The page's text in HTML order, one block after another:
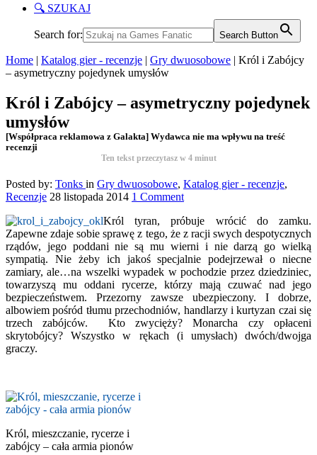
🔍 SZUKAJ
Search for: Search Button
Home | Katalog gier - recenzje | Gry dwuosobowe | Król i Zabójcy
– asymetryczny pojedynek umysłów
Król i Zabójcy – asymetryczny pojedynek
umysłów
[Współpraca reklamowa z Galakta] Wydawca nie ma wpływu na treść
recenzji
Ten tekst przeczytasz w 4 minut
Posted by: Tonks in Gry dwuosobowe, Katalog gier - recenzje,
Recenzje 28 listopada 2014 1 Comment
Król tyran, próbuje wrócić do zamku.
Zapewne zdaje sobie sprawę z tego, że z racji swych despotycznych
rządów, jego poddani nie są mu wierni i nie darzą go wielką
sympatią. Nie żeby ich jakoś specjalnie podejrzewał o niecne
zamiary, ale…na wszelki wypadek w pochodzie przez dziedziniec,
towarzyszą mu oddani rycerze, którzy mają czuwać nad jego
bezpieczeństwem. Przezorny zawsze ubezpieczony. I dobrze,
albowiem pośród tłumu przechodniów, handlarzy i kurtyzan czai się
trzech zabójców. Kto zwycięży? Monarcha czy opłaceni
skrytobójcy? Wszystko w rękach (i umysłach) dwóch/dwojga
graczy.
Król, mieszczanie, rycerze i
zabójcy – cała armia pionów